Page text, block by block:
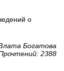
о
Богатова
2388